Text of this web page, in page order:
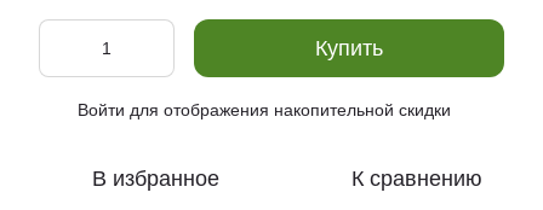
Купить
Войти для отображения накопительной скидки
В избранное К сравнению